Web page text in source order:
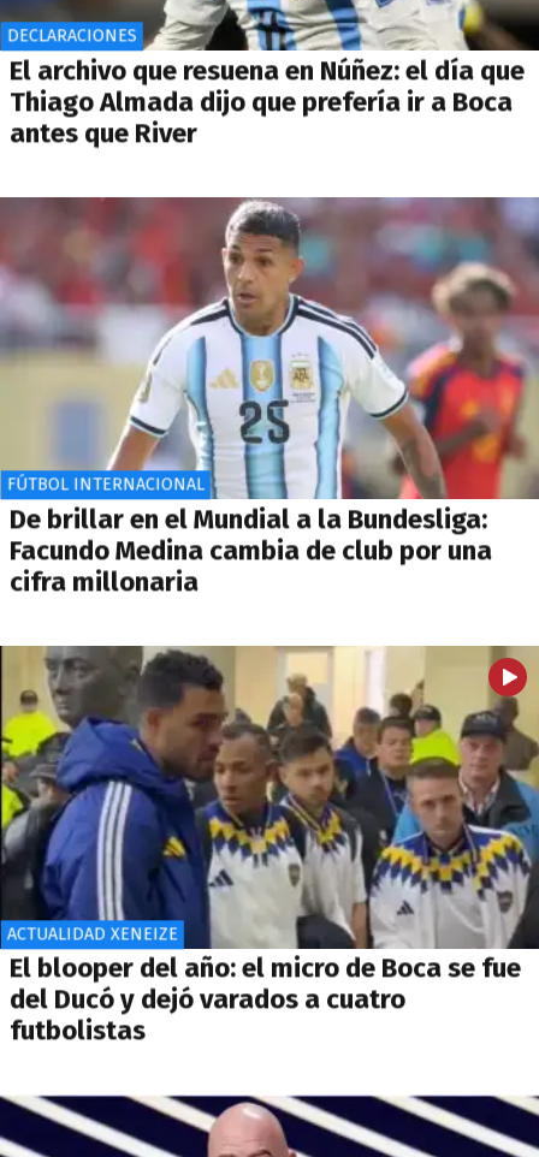
DECLARACIONES
El archivo que resuena en Núñez: el día que
Thiago Almada dijo que prefería ir a Boca
antes que River
FÚTBOL INTERNACIONAL
De brillar en el Mundial a la Bundesliga:
Facundo Medina cambia de club por una
cifra millonaria
ACTUALIDAD XENEIZE
El blooper del año: el micro de Boca se fue
del Ducó y dejó varados a cuatro
futbolistas